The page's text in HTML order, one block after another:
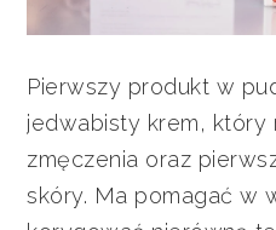
Pierwszy produkt w
jedwabisty krem, który
zmęczenia oraz
skóry. Ma pomagać w